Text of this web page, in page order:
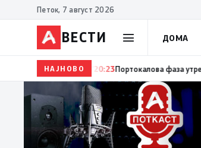
Петок, 7 август 2026
ВЕСТИ ДОМА
НАЈНОВО
20:24 Сиљановска Давкова на